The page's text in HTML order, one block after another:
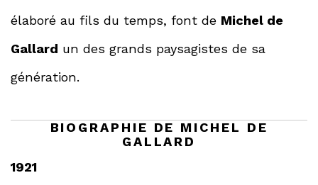
élaboré au fils du temps, font de Michel de
Gallard un des grands paysagistes de sa
génération.
BIOGRAPHIE DE MICHEL DE
GALLARD
1921